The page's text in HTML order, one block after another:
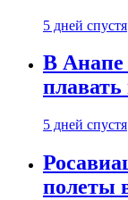
5 дней спустя
В Анапе
5 дней спустя
полеты